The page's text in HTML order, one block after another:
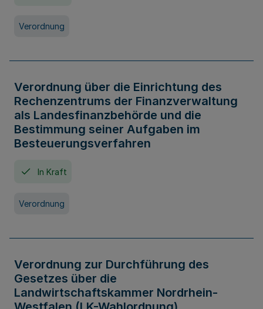
Verordnung
Verordnung über die Einrichtung des
Rechenzentrums der Finanzverwaltung
als Landesfinanzbehörde und die
Bestimmung seiner Aufgaben im
Besteuerungsverfahren
In Kraft
Verordnung
Verordnung zur Durchführung des
Gesetzes über die
Landwirtschaftskammer Nordrhein-